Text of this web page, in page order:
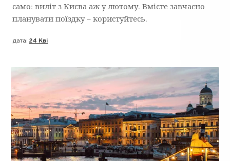
само: виліт з Києва аж у лютому. Вмієте завчасно
планувати поїздку – користуйтесь.
дата: 24 Кві